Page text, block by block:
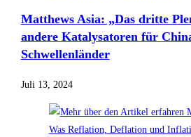
Matthews Asia: „Das dritte
andere Katalysatoren für
Schwellenländer
Juli 13, 2024